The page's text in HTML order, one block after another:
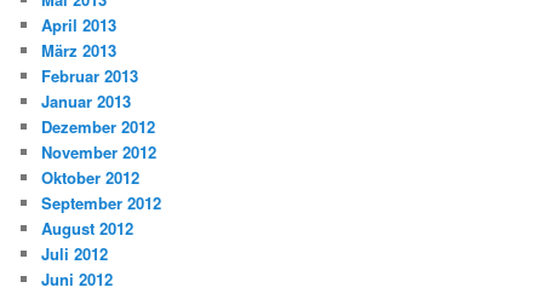
April 2013
März 2013
Februar 2013
Januar 2013
Dezember 2012
November 2012
Oktober 2012
September 2012
August 2012
Juli 2012
Juni 2012